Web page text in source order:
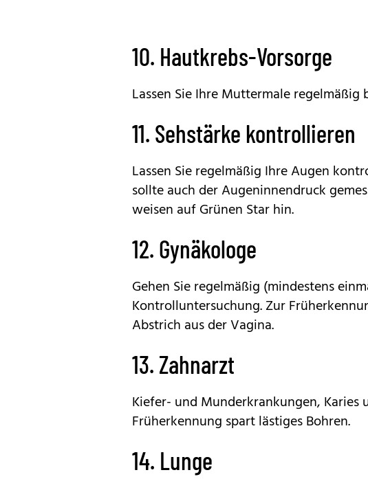
10. Hautkrebs-Vorsorge
Lassen Sie Ihre Muttermale
11. Sehstärke kontrollieren
Lassen Sie regelmäßig Ihre Augen
sollte auch der Augeninnendruck
weisen auf Grünen Star hin.
12. Gynäkologe
Gehen Sie regelmäßig (mindestens
Kontrolluntersuchung. Zur
Abstrich aus der Vagina.
13. Zahnarzt
Kiefer- und Munderkrankungen,
Früherkennung spart lästiges Bohren.
14. Lunge